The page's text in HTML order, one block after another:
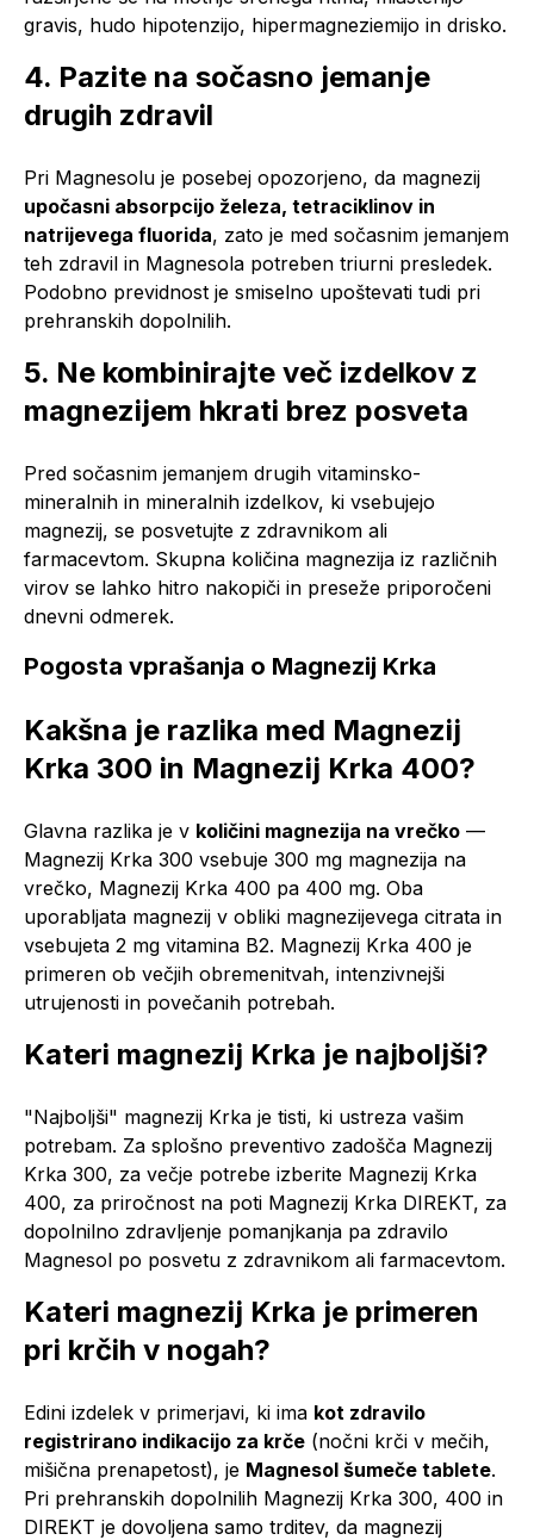
gravis, hudo hipotenzijo, hipermagneziemijo in drisko.
4. Pazite na sočasno jemanje
drugih zdravil
Pri Magnesolu je posebej opozorjeno, da magnezij
upočasni absorpcijo železa, tetraciklinov in
natrijevega fluorida, zato je med sočasnim jemanjem
teh zdravil in Magnesola potreben triurni presledek.
Podobno previdnost je smiselno upoštevati tudi pri
prehranskih dopolnilih.
5. Ne kombinirajte več izdelkov z
magnezijem hkrati brez posveta
Pred sočasnim jemanjem drugih vitaminsko-
mineralnih in mineralnih izdelkov, ki vsebujejo
magnezij, se posvetujte z zdravnikom ali
farmacevtom. Skupna količina magnezija iz različnih
virov se lahko hitro nakopiči in preseže priporočeni
dnevni odmerek.
Pogosta vprašanja o Magnezij Krka
Kakšna je razlika med Magnezij
Krka 300 in Magnezij Krka 400?
Glavna razlika je v količini magnezija na vrečko —
Magnezij Krka 300 vsebuje 300 mg magnezija na
vrečko, Magnezij Krka 400 pa 400 mg. Oba
uporabljata magnezij v obliki magnezijevega citrata in
vsebujeta 2 mg vitamina B2. Magnezij Krka 400 je
primeren ob večjih obremenitvah, intenzivnejši
utrujenosti in povečanih potrebah.
Kateri magnezij Krka je najboljši?
"Najboljši" magnezij Krka je tisti, ki ustreza vašim
potrebam. Za splošno preventivo zadošča Magnezij
Krka 300, za večje potrebe izberite Magnezij Krka
400, za priročnost na poti Magnezij Krka DIREKT, za
dopolnilno zdravljenje pomanjkanja pa zdravilo
Magnesol po posvetu z zdravnikom ali farmacevtom.
Kateri magnezij Krka je primeren
pri krčih v nogah?
Edini izdelek v primerjavi, ki ima kot zdravilo
registrirano indikacijo za krče (nočni krči v mečih,
mišična prenapetost), je Magnesol šumeče tablete.
Pri prehranskih dopolnilih Magnezij Krka 300, 400 in
DIREKT je dovoljena samo trditev, da magnezij